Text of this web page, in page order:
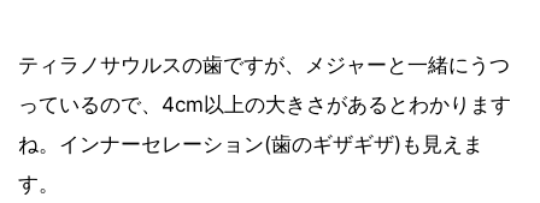
ティラノサウルスの歯ですが、メジャーと一緒にうつ
っているので、4cm以上の大きさがあるとわかります
ね。インナーセレーション(歯のギザギザ)も見えま
す。